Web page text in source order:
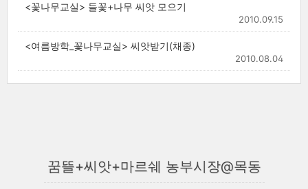
<꽃나무교실> 들꽃+나무 씨앗 모으기
2010.09.15
<여름방학_꽃나무교실> 씨앗받기(채종)
2010.08.04
꿈뜰+씨앗+마르쉐 농부시장@목동